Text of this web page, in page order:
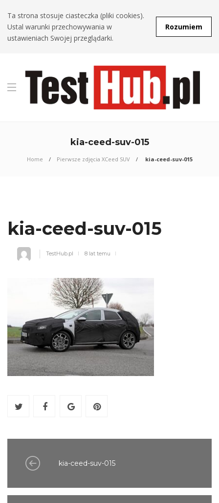
Ta strona stosuje ciasteczka (pliki cookies).
Ustal warunki przechowywania w
ustawieniach Swojej przeglądarki.
Rozumiem
kia-ceed-suv-015
Home Pierwsze zdjęcia XCeed SUV kia-ceed-suv-015
kia-ceed-suv-015
TestHub.pl 8 lat temu
kia-ceed-suv-015